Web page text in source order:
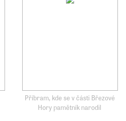
Příbram, kde se v části Březové
Hory pamětník narodil